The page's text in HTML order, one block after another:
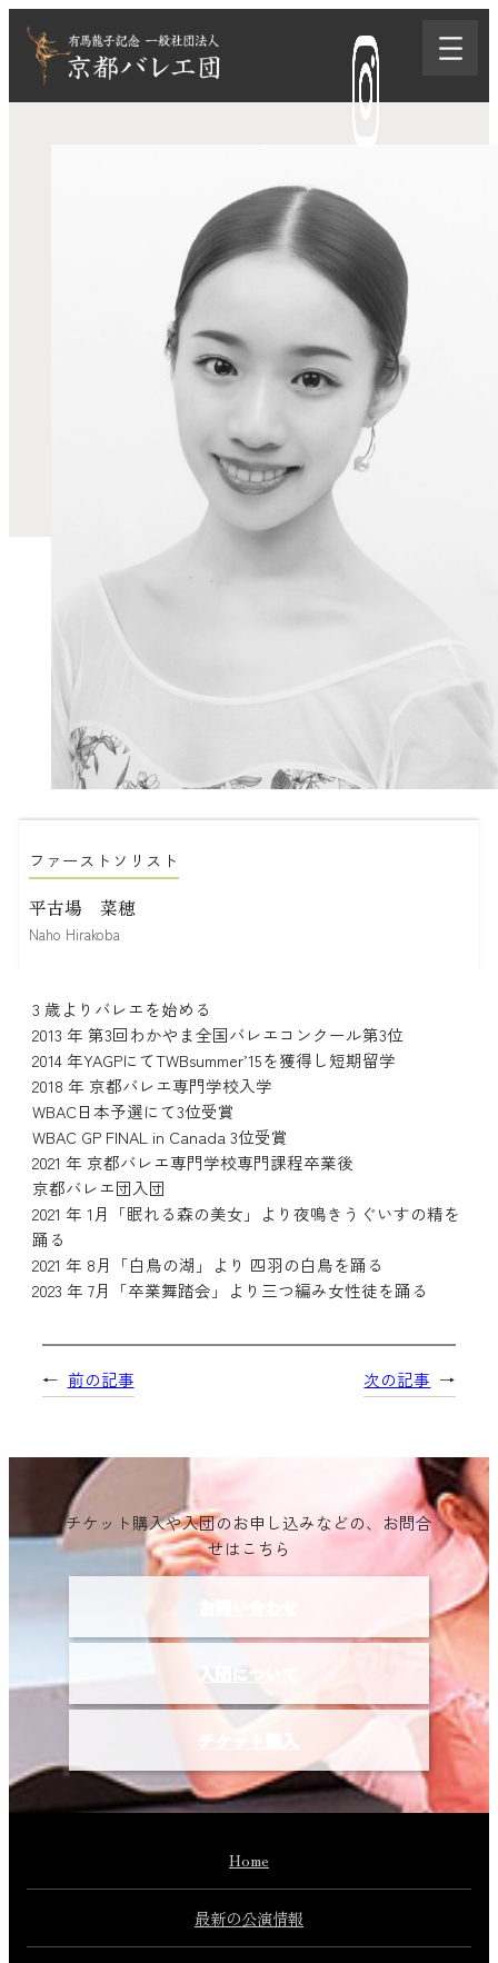
ス
ファーストソリスト
平古場 菜穂
Naho Hirakoba
3 歳よりバレエを始める
2013 年 第3回わかやま全国バレエコンクール第3位
2014 年YAGPにてTWBsummer’15を獲得し短期留学
2018 年 京都バレエ専門学校入学
WBAC日本予選にて3位受賞
WBAC GP FINAL in Canada 3位受賞
2021 年 京都バレエ専門学校専門課程卒業後
京都バレエ団入団
2021 年 1月「眠れる森の美女」より夜鳴きうぐいすの精を
踊る
2021 年 8月「白鳥の湖」より 四羽の白鳥を踊る
2023 年 7月「卒業舞踏会」より三つ編み女性徒を踊る
← 前の記事 次の記事 →
チケット購入や入団のお申し込みなどの、お問合
せはこちら
Home
最新の公演情報